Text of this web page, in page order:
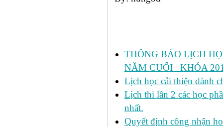
THÔNG BÁO LỊCH
NĂM CUỐI _KHÓA
Lịch học cải thiện dành
Lịch thi lần 2 các học
nhất.
Quyết định công nhận